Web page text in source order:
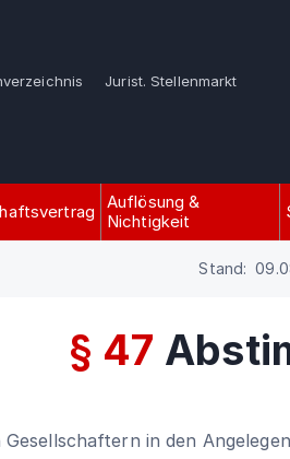
Jurist. Stellenmarkt
Auflösung &
Nichtigkeit
Stand:
§ 47
Gesellschaftern in den